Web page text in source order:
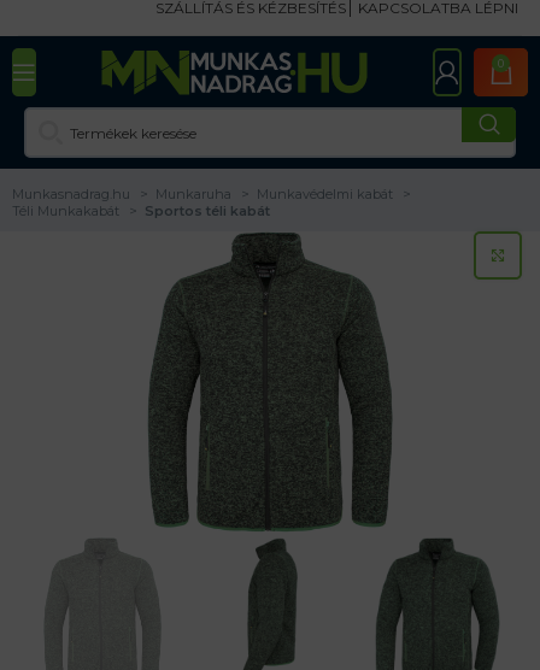
SZÁLLÍTÁS ÉS KÉZBESÍTÉS KAPCSOLATBA LÉPNI
0
Munkasnadrag.hu Munkaruha
Munkavédelmi kabát
Téli Munkakabát
Sportos téli kabát